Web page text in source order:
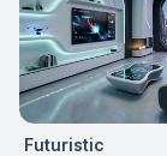
Futuristic